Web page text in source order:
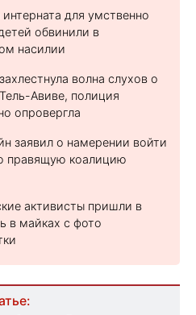
интерната для умственно
обвинили в
насилии
волна слухов о
Авиве, полиция
опровергла
заявил о намерении войти
правящую коалицию
активисты пришли в
в майках с фото